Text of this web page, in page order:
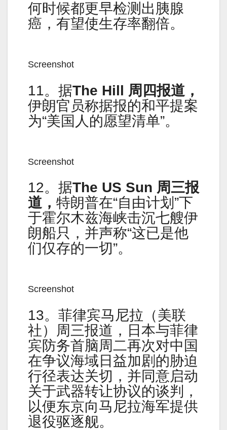
何时候都更早检测出胰腺
癌，有望使生存率翻倍。
Screenshot
11。据The Hill 周四报道，
伊朗官员称据报的和平提案
为“美国人的愿望清单”。
Screenshot
12。据The US Sun 周三报
道， 特朗普在“自由计划”下
于霍尔木兹海峡击沉七艘伊
朗船只，并声称“这已是他
们仅存的一切”。
Screenshot
13。菲律宾马尼拉（美联
社）周三报道，日本与菲律
宾防务首脑周二再次对中国
在争议海域日益加剧的胁迫
行径表达关切，并同意启动
关于武器转让协议的谈判，
以便东京向马尼拉海军提供
退役驱逐舰。